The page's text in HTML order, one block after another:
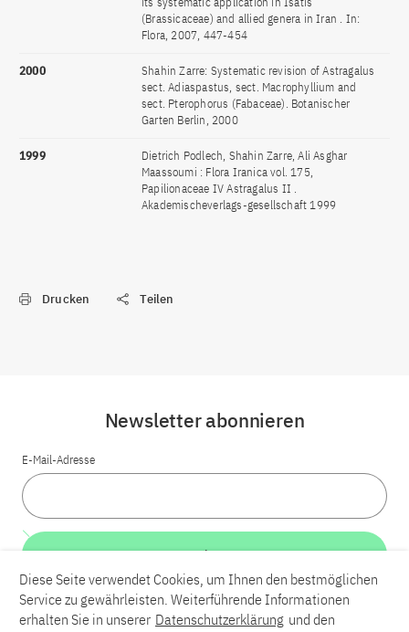
(Brassicaceae) and allied genera in Iran . In:
Flora, 2007, 447-454
2000
Shahin Zarre: Systematic revision of Astragalus
sect. Adiaspastus, sect. Macrophyllium and
sect. Pterophorus (Fabaceae). Botanischer
Garten Berlin, 2000
1999
Dietrich Podlech, Shahin Zarre, Ali Asghar
Maassoumi : Flora Iranica vol. 175,
Papilionaceae IV Astragalus II .
Akademischeverlags-gesellschaft 1999
Drucken Teilen
LinkedInBlueskyYouTube
Newsletter abonnieren
E-Mail-Adresse
Weiter
Diese Seite verwendet Cookies, um Ihnen den bestmöglichen
Service zu gewährleisten. Weiterführende Informationen
erhalten Sie in unserer Datenschutzerklärung und den